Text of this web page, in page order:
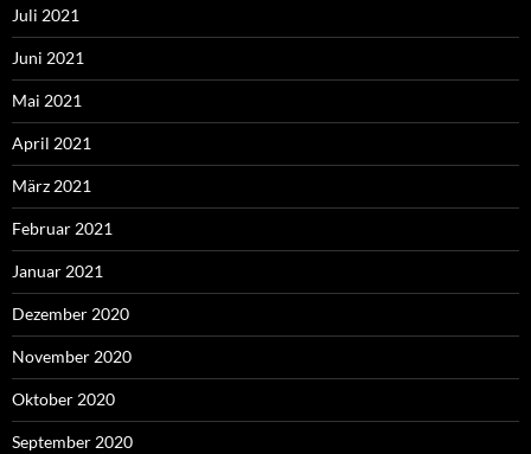
Juli 2021
Juni 2021
Mai 2021
April 2021
März 2021
Februar 2021
Januar 2021
Dezember 2020
November 2020
Oktober 2020
September 2020